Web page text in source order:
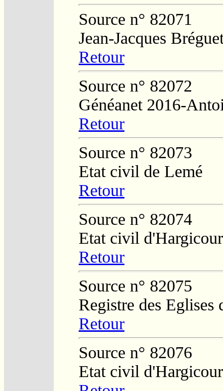
Source n° 82071
Jean-Jacques
Retour
Source n° 82072
Généanet 2016-
Retour
Source n° 82073
Etat civil de Lemé
Retour
Source n° 82074
Etat civil
Retour
Source n° 82075
Registre des Eglises
Retour
Source n° 82076
Etat civil